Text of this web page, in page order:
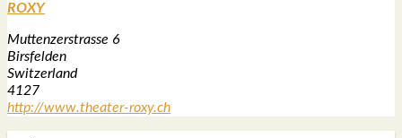
ROXY
Mut­ten­zer­stras­se 6
Birs­fel­den
Switz­er­land
4127
http://www.theater-roxy.ch